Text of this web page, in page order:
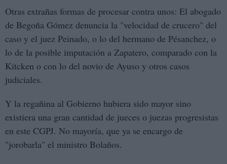
Otras extrañas formas de procesar contra unos: El abogado
de Begoña Gómez denuncia la "velocidad de crucero" del
caso y el juez Peinado, o lo del hermano de Pésanchez, o
lo de la posible imputación a Zapatero, comparado con la
Kitcken o con lo del novio de Ayuso y otros casos
judiciales.
Y la regañina al Gobierno hubiera sido mayor sino
existiera una gran cantidad de jueces o juezas progresistas
en este CGPJ. No mayoría, que ya se encargo de
"jorobarla" el ministro Bolaños.